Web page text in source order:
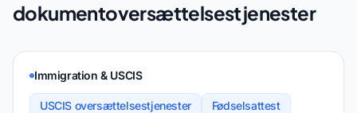
dokumentoversættelsestjenester
Immigration & USCIS
USCIS oversættelsestjenester
Fødselsattest